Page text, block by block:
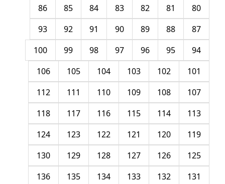
80
81
82
83
84
85
86
87
88
89
90
91
92
93
94
95
96
97
98
99
100
101
102
103
104
105
106
107
108
109
110
111
112
113
114
115
116
117
118
119
120
121
122
123
124
125
126
127
128
129
130
131
132
133
134
135
136